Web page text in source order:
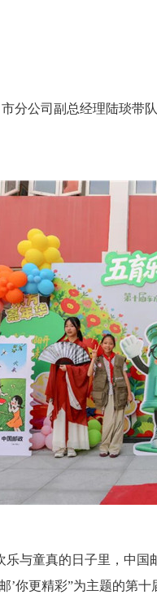
公司副总经理陆琰带
与童真的日子里，中
’你更精彩”为主题的第